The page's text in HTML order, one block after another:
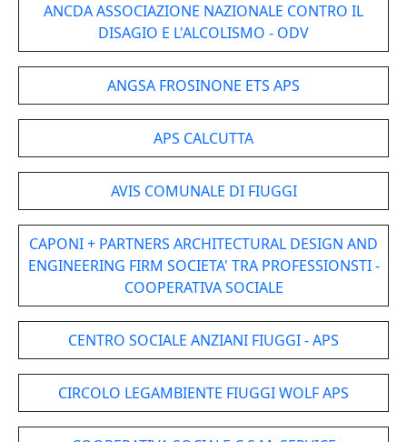
ANCDA ASSOCIAZIONE NAZIONALE CONTRO IL
DISAGIO E L'ALCOLISMO - ODV
ANGSA FROSINONE ETS APS
APS CALCUTTA
AVIS COMUNALE DI FIUGGI
CAPONI + PARTNERS ARCHITECTURAL DESIGN AND
ENGINEERING FIRM SOCIETA' TRA PROFESSIONSTI -
COOPERATIVA SOCIALE
CENTRO SOCIALE ANZIANI FIUGGI - APS
CIRCOLO LEGAMBIENTE FIUGGI WOLF APS